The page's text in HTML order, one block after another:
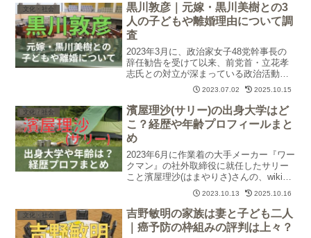
文化・社会
黒川敦彦｜元嫁・黒川美樹との3
人の子どもや離婚理由について調
査
2023年3月に、政治家女子48党幹事長の
辞任勧告を受けて以来、前党首・立花孝
志氏との対立が深まっている政治活動家
の黒川敦彦(くろかわあつひこ)氏。元嫁の
黒川美樹さんとの間にいる3人の子どもや
美樹さんとの離婚理由について調査しま
した。
2023.07.02 2025.10.15
文化・社会
濱屋理沙(サリー)の出身大学はど
こ？経歴や年齢プロフィールまと
め
2023年6月に作業着の大手メーカー『ワー
クマン』の社外取締役に就任したサリー
こと濱屋理沙(はまやりさ)さんの、wikiプ
ロフィール、出身大学、年齢や自宅、家
族(夫や子ども)、経歴や職歴、ワークマン
との馴れ初めなどについて紹介します。
2023.10.13 2025.10.16
文化・社会
吉野敏明の家族は妻と子ども二人
｜癌予防の枠組みの評判は上々？